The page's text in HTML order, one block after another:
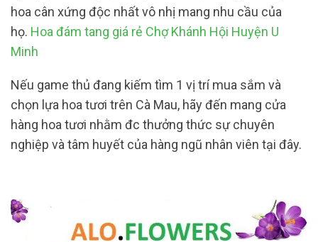
hoa cân xứng độc nhất vô nhị mang nhu cầu của
họ. Hoa đám tang giá rẻ Chợ Khánh Hội Huyện U
Minh
Nếu game thủ đang kiếm tìm 1 vị trí mua sắm và
chọn lựa hoa tươi trên Cà Mau, hãy đến mang cửa
hàng hoa tươi nhằm đc thưởng thức sự chuyên
nghiệp và tâm huyết của hàng ngũ nhân viên tại đây.